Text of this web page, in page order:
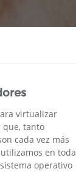
virtualizar
que, tanto
cada vez más
en toda
operativo